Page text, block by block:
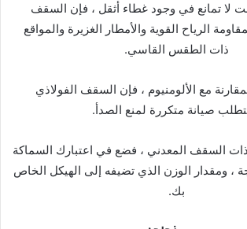
لا تمانع في وجود غطاء أثقل ، فإن السقف
الرياح القوية والأمطار الغزيرة والمواقع
ذات الطقس القاسي.
مع الألومنيوم ، فإن السقف الفولاذي
صيانة متكررة لمنع الصدأ.
ذات السقف المعدني ، فضع في اعتبارك السماكة
، ومقدار الوزن الذي تضيفه إلى الهيكل الخاص
بك.